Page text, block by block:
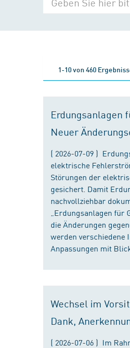
1-10 von 460
Erdungsanlagen
Neuer
( 2026-07-09 )
elektrische
Störungen der
gesichert. Damit
nachvollziehbar
„Erdungsanlagen
die Änderungen
werden verschiedene
Anpassungen mit
Wechsel im
Dank,
( 2026-07-06 ) Im